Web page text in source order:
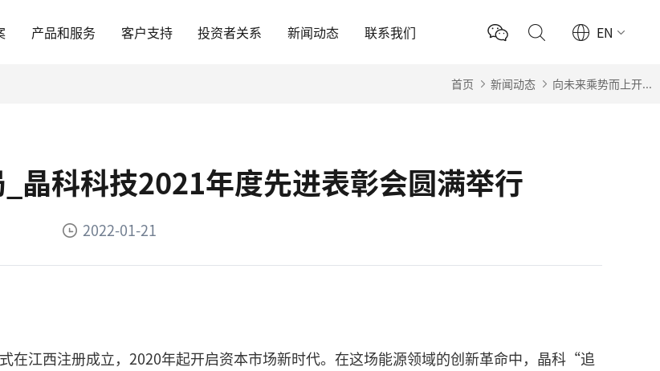
产品和服务 客户支持 投资者关系 新闻动态 联系我们 EN
首页 新闻动态 向未来乘势而上开...
晶科科技2021年度先进表彰会圆满举行
2022-01-21
在江西注册成立，2020年起开启资本市场新时代。在这场能源领域的创新革命中，晶科“追